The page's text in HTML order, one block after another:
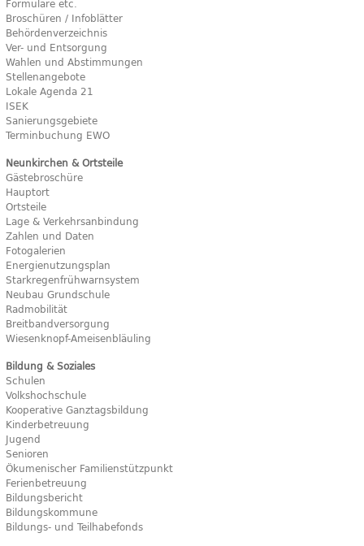
Formulare etc.
Broschüren / Infoblätter
Behördenverzeichnis
Ver- und Entsorgung
Wahlen und Abstimmungen
Stellenangebote
Lokale Agenda 21
ISEK
Sanierungsgebiete
Terminbuchung EWO
Neunkirchen & Ortsteile
Gästebroschüre
Hauptort
Ortsteile
Lage & Verkehrsanbindung
Zahlen und Daten
Fotogalerien
Energienutzungsplan
Starkregenfrühwarnsystem
Neubau Grundschule
Radmobilität
Breitbandversorgung
Wiesenknopf-Ameisenbläuling
Bildung & Soziales
Schulen
Volkshochschule
Kooperative Ganztagsbildung
Kinderbetreuung
Jugend
Senioren
Ökumenischer Familienstützpunkt
Ferienbetreuung
Bildungsbericht
Bildungskommune
Bildungs- und Teilhabefonds